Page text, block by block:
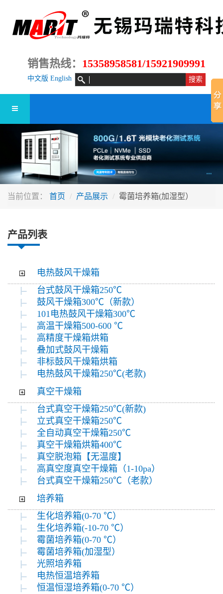
销售热线： 15358958581/15921909991
中文版 English
当前位置： 首页 产品展示 霉菌培养箱(加湿型）
产品列表
电热鼓风干燥箱
台式鼓风干燥箱250℃
鼓风干燥箱300℃（新款）
101电热鼓风干燥箱300℃
高温干燥箱500-600 ℃
高精度干燥箱烘箱
叠加式鼓风干燥箱
非标鼓风干燥箱烘箱
电热鼓风干燥箱250℃(老款)
真空干燥箱
台式真空干燥箱250℃(新款)
立式真空干燥箱250℃
全自动真空干燥箱250℃
真空干燥箱烘箱400℃
真空脱泡箱【无温度】
高真空度真空干燥箱（1-10pa）
台式真空干燥箱250℃（老款）
培养箱
生化培养箱(0-70 ℃）
生化培养箱(-10-70 ℃）
霉菌培养箱(0-70 ℃）
霉菌培养箱(加湿型）
光照培养箱
电热恒温培养箱
恒温恒湿培养箱(0-70 ℃）